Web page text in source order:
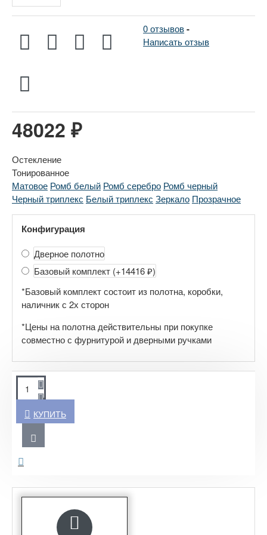
0 отзывов-
Написать отзыв
48022 ₽
Остекление
Тонированное
Матовое Ромб белый Ромб серебро Ромб черный
Черный триплекс Белый триплекс Зеркало Прозрачное
Конфигурация
Дверное полотно
Базовый комплект (+14416 ₽)
*Базовый комплект состоит из полотна, коробки,
наличник с 2х сторон
*Цены на полотна действительны при покупке
совместно с фурнитурой и дверными ручками
КУПИТЬ